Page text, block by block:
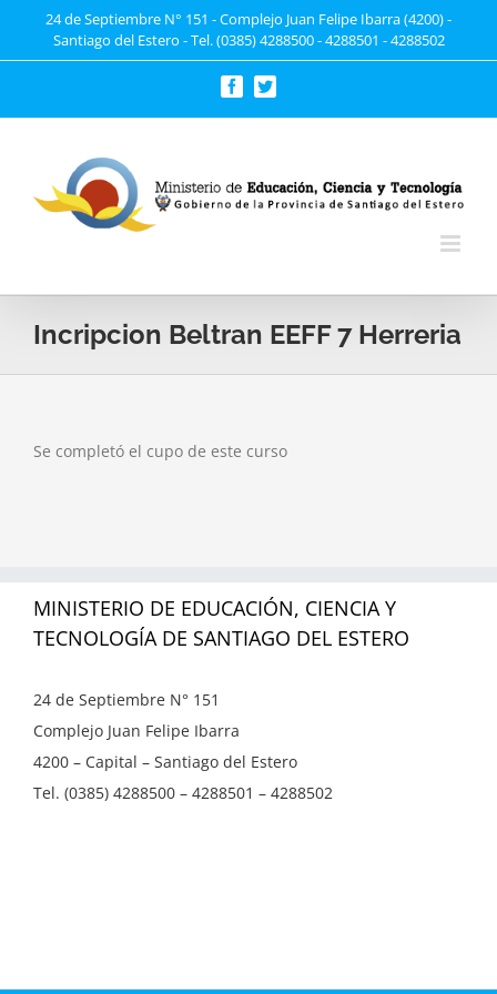
24 de Septiembre N° 151 - Complejo Juan Felipe Ibarra (4200) -
Santiago del Estero - Tel. (0385) 4288500 - 4288501 - 4288502
FacebookTwitter
Incripcion Beltran EEFF 7 Herreria
Se completó el cupo de este curso
MINISTERIO DE EDUCACIÓN, CIENCIA Y
TECNOLOGÍA DE SANTIAGO DEL ESTERO
24 de Septiembre N° 151
Complejo Juan Felipe Ibarra
4200 – Capital – Santiago del Estero
Tel. (0385) 4288500 – 4288501 – 4288502